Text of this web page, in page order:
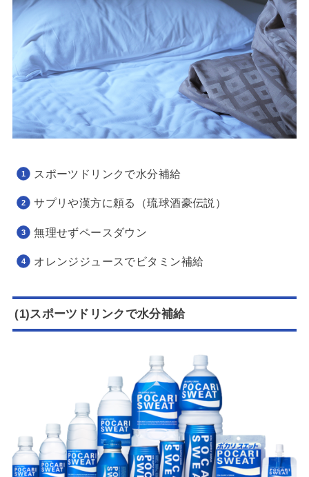
スポーツドリンクで水分補給
サプリや漢方に頼る（琉球酒豪伝説）
無理せずペースダウン
オレンジジュースでビタミン補給
(1)スポーツドリンクで水分補給